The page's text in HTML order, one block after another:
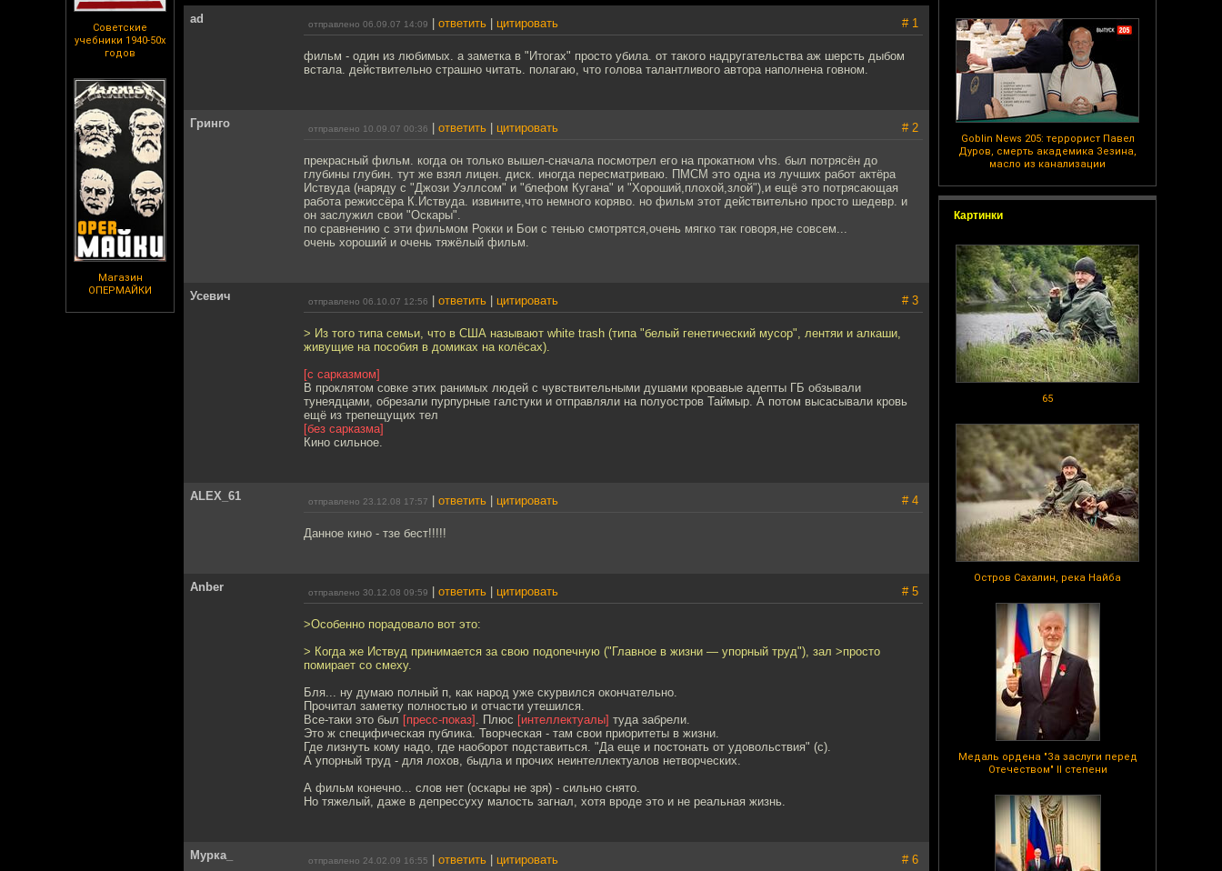
Советские
учебники 1940-50х
годов
Магазин
ОПЕРМАЙКИ
Goblin News 205: террорист Павел
Дуров, смерть академика Зезина,
масло из канализации
Картинки
65
Остров Сахалин, река Найба
Медаль ордена "За заслуги перед
Отечеством" II степени
ad отправлено 06.09.07 14:09 ответить цитировать # 1
фильм - один из любимых. а заметка в "Итогах" просто убила. от такого надругательства аж шерсть дыбом
встала. действительно страшно читать. полагаю, что голова талантливого автора наполнена говном.
Гринго отправлено 10.09.07 00:36 ответить цитировать # 2
прекрасный фильм. когда он только вышел-сначала посмотрел его на прокатном vhs. был потрясён до
глубины глубин. тут же взял лицен. диск. иногда пересматриваю. ПМСМ это одна из лучших работ актёра
Иствуда (наряду с "Джози Уэллсом" и "блефом Кугана" и "Хороший,плохой,злой"),и ещё это потрясающая
работа режиссёра К.Иствуда. извините,что немного коряво. но фильм этот действительно просто шедевр. и
он заслужил свои "Оскары".
по сравнению с эти фильмом Рокки и Бои с тенью смотрятся,очень мягко так говоря,не совсем...
очень хороший и очень тяжёлый фильм.
Усевич отправлено 06.10.07 12:56 ответить цитировать # 3
> Из того типа семьи, что в США называют white trash (типа "белый генетический мусор", лентяи и алкаши,
живущие на пособия в домиках на колёсах).
[с сарказмом]
В проклятом совке этих ранимых людей с чувствительными душами кровавые адепты ГБ обзывали
тунеядцами, обрезали пурпурные галстуки и отправляли на полуостров Таймыр. А потом высасывали кровь
ещё из трепещущих тел
[без сарказма]
Кино сильное.
ALEX_61 отправлено 23.12.08 17:57 ответить цитировать # 4
Данное кино - тзе бест!!!!!
Anber отправлено 30.12.08 09:59 ответить цитировать # 5
>Особенно порадовало вот это:
> Когда же Иствуд принимается за свою подопечную ("Главное в жизни — упорный труд"), зал >просто
помирает со смеху.
Бля... ну думаю полный п, как народ уже скурвился окончательно.
Прочитал заметку полностью и отчасти утешился.
Все-таки это был [пресс-показ] . Плюс [интеллектуалы] туда забрели.
Это ж специфическая публика. Творческая - там свои приоритеты в жизни.
Где лизнуть кому надо, где наоборот подставиться. "Да еще и постонать от удовольствия" (с).
А упорный труд - для лохов, быдла и прочих неинтеллектуалов нетворческих.
А фильм конечно... слов нет (оскары не зря) - сильно снято.
Но тяжелый, даже в депрессуху малость загнал, хотя вроде это и не реальная жизнь.
Мурка_ отправлено 24.02.09 16:55 ответить цитировать # 6